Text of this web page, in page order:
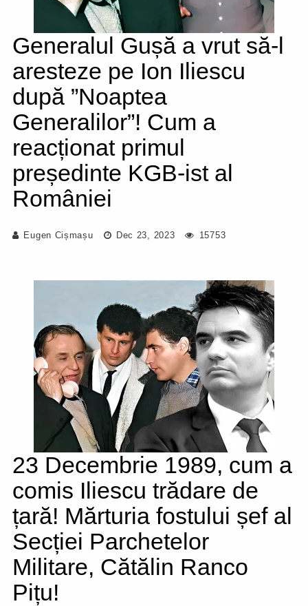
Generalul Gușă a vrut să-l
aresteze pe Ion Iliescu
după ”Noaptea
Generalilor”! Cum a
reacționat primul
președinte KGB-ist al
României
Eugen Cișmașu Dec 23, 2023 15753
23 Decembrie 1989, cum a
comis Iliescu trădare de
țară! Mărturia fostului șef al
Secției Parchetelor
Militare, Cătălin Ranco
Pițu!